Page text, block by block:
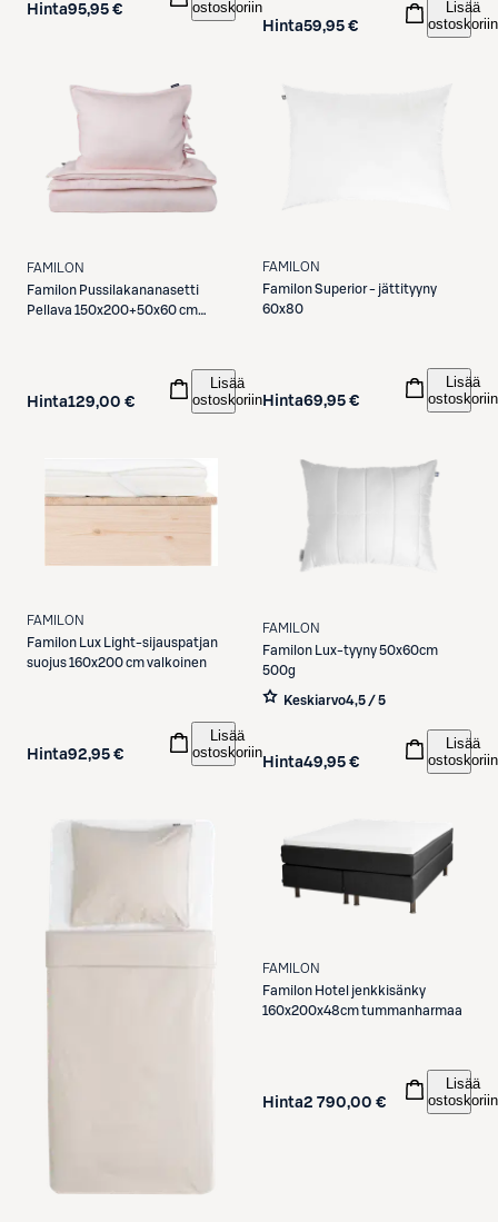
Hinta95,95 € ostoskoriin
Hinta59,95 €
Lisää
ostoskoriin
FAMILON
Familon Pussilakananasetti
Pellava 150x200+50x60 cm
Hinta129,00 €
Lisää
ostoskoriin
FAMILON
FamilonSuperior - jättityyny
60x80
Hinta69,95 €
Lisää
ostoskoriin
FAMILON
Familon Lux Light-sijauspatjan
suojus 160x200 cm valkoinen
Hinta92,95 €
Lisää
ostoskoriin
FAMILON
Familon
Lux-tyyny 50x60cm
500g
Keskiarvo4,5 / 5
Hinta49,95 €
Lisää
ostoskoriin
FAMILON
Familon Hotel jenkkisänky
160x200x48cm tummanharmaa
Hinta2 790,00 €
Lisää
ostoskoriin